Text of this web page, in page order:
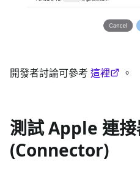
開發者討論可參考 這裡 。
測試 Apple 連
(Connector)